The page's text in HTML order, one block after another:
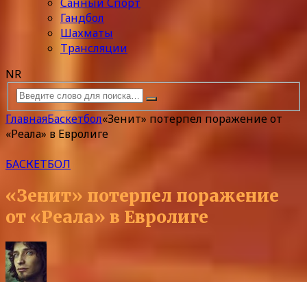
Гандбол
Шахматы
Трансляции
NR
ГлавнаяБаскетбол«Зенит» потерпел поражение от
«Реала» в Евролиге
БАСКЕТБОЛ
«Зенит» потерпел поражение
от «Реала» в Евролиге